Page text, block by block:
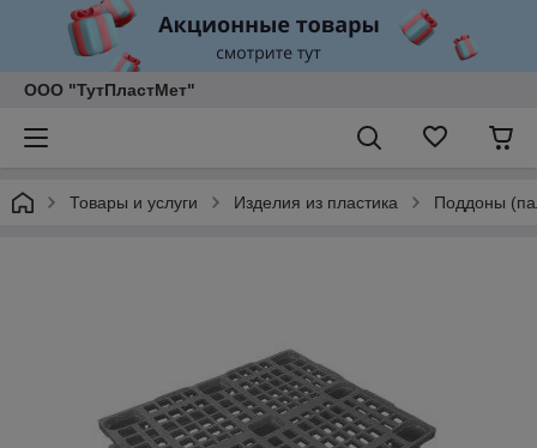
ООО "ТутПластМет"
Товары и услуги Изделия из пластика Поддоны